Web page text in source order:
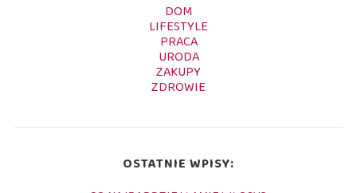
DOM
LIFESTYLE
PRACA
URODA
ZAKUPY
ZDROWIE
OSTATNIE WPISY: